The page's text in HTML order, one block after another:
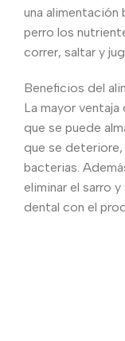
una alimentación
perro los
correr, saltar y
Beneficios del
La mayor
que se puede
que se
bacterias.
eliminar el sarro
dental con el